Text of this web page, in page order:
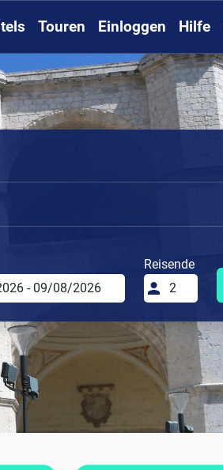
Touren Einloggen Hilfe
Reisende